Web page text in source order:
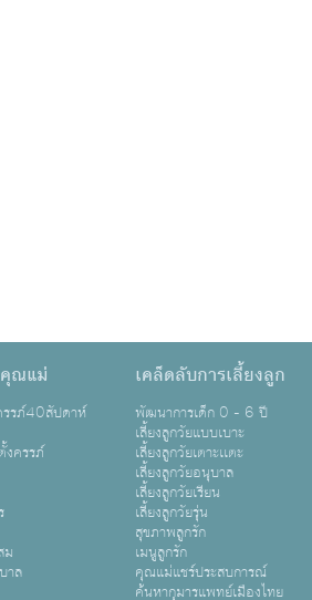
ณแม่
รภ์40สัปดาห์
งครรภ์
าล
เคล็ดลับการเลี้ยงลูก
พัฒนาการเด็ก 0 - 6 ปี
เลี้ยงลูกวัยแบบเบาะ
เลี้ยงลูกวัยเตาะเเตะ
เลี้ยงลูกวัยอนุบาล
เลี้ยงลูกวัยเรียน
เลี้ยงลูกวัยรุ่น
สุขภาพลูกรัก
เมนูลูกรัก
คุณแม่แชร์ประสบการณ์
ค้นหากุมารแพทย์เมืองไทย